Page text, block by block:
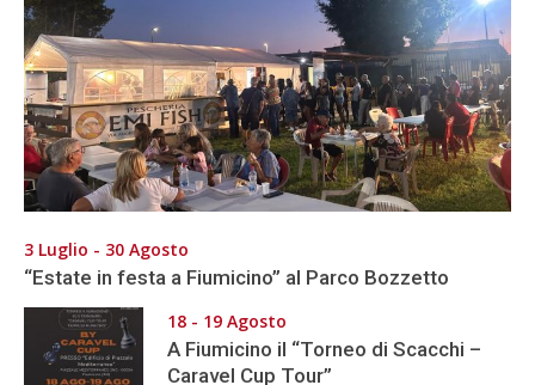
3 Luglio - 30 Agosto
“Estate in festa a Fiumicino” al Parco Bozzetto
18 - 19 Agosto
A Fiumicino il “Torneo di Scacchi –
Caravel Cup Tour”